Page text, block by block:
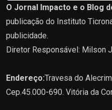
O Jornal Impacto e o Blog
publicação do Instituto
publicidade.
Diretor Responsável: Milson
Endereço:Travesa do
Cep.45.000-690. Vitória da